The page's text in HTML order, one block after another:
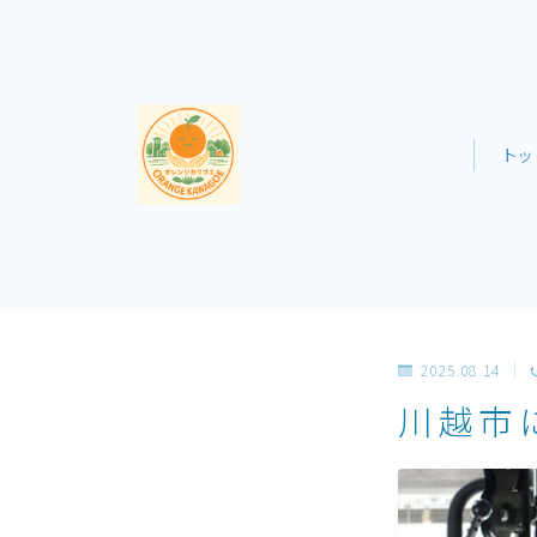
ト
2025.08.14
川越市